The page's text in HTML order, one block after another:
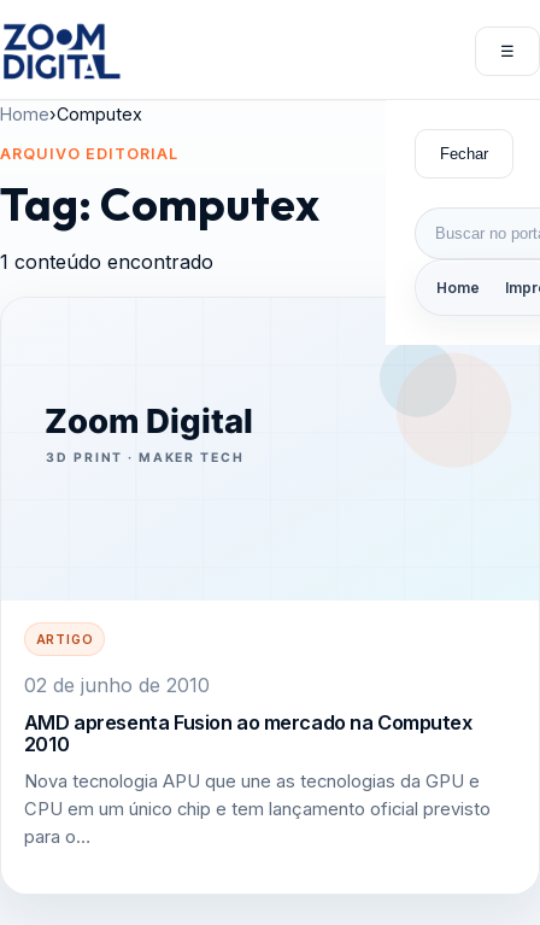
☰
Fechar
Buscar por:
Home
Home›Computex
ARQUIVO EDITORIAL
Tag: Computex
1 conteúdo encontrado
ARTIGO
02 de junho de 2010
AMD apresenta Fusion ao mercado na Computex
2010
Nova tecnologia APU que une as tecnologias da GPU e
CPU em um único chip e tem lançamento oficial previsto
para o…